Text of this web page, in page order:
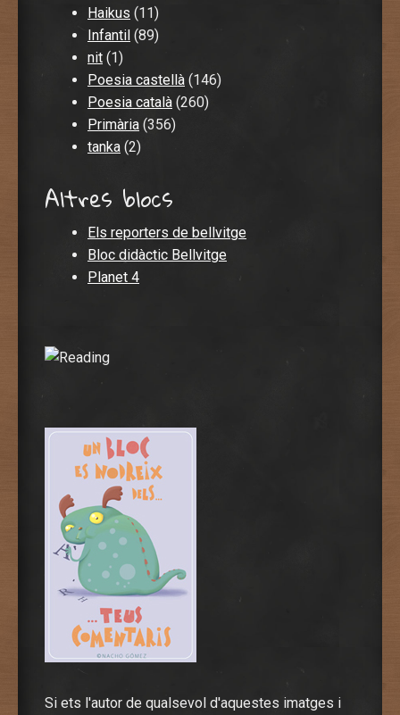
Haikus (11)
Infantil (89)
nit (1)
Poesia castellà (146)
Poesia català (260)
Primària (356)
tanka (2)
Altres blocs
Els reporters de bellvitge
Bloc didàctic Bellvitge
Planet 4
Si ets l'autor de qualsevol d'aquestes imatges i